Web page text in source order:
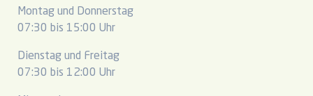
Montag und Donnerstag
07:30 bis 15:00 Uhr
Dienstag und Freitag
07:30 bis 12:00 Uhr